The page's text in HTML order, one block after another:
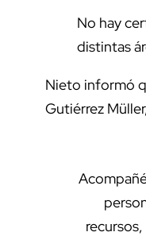
No hay
distintas
Nieto informó
Gutiérrez